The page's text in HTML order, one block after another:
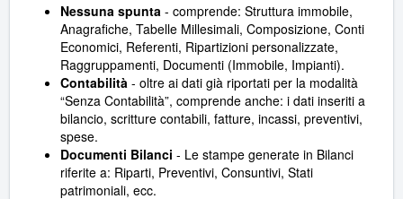
Nessuna spunta - comprende: Struttura immobile,
Anagrafiche, Tabelle Millesimali, Composizione, Conti
Economici, Referenti, Ripartizioni personalizzate,
Raggruppamenti, Documenti (Immobile, Impianti).
Contabilità - oltre ai dati già riportati per la modalità
“Senza Contabilità”, comprende anche: i dati inseriti a
bilancio, scritture contabili, fatture, incassi, preventivi,
spese.
Documenti Bilanci - Le stampe generate in Bilanci
riferite a: Riparti, Preventivi, Consuntivi, Stati
patrimoniali, ecc.